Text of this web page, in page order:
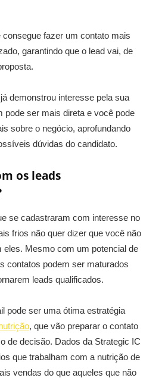
fazer um contato mais
garantindo que o lead vai, de
demonstrou interesse pela sua
pode ser mais direta e você pode
sobre o negócio, aprofundando
dúvidas do candidato.
os leads
se cadastraram com interesse no
frios não quer dizer que você não
eles. Mesmo com um potencial de
contatos podem ser maturados
leads qualificados.
pode ser uma ótima estratégia
, que vão preparar o contato
de decisão. Dados da Strategic IC
que trabalham com a nutrição de
vendas do que aqueles que não